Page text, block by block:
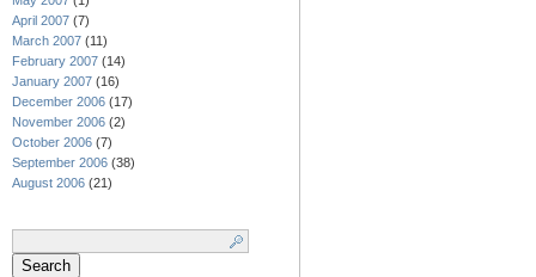
April 2007 (7)
March 2007 (11)
February 2007 (14)
January 2007 (16)
December 2006 (17)
November 2006 (2)
October 2006 (7)
September 2006 (38)
August 2006 (21)